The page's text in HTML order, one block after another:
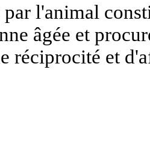
l'animal
âgée et
réciprocité et